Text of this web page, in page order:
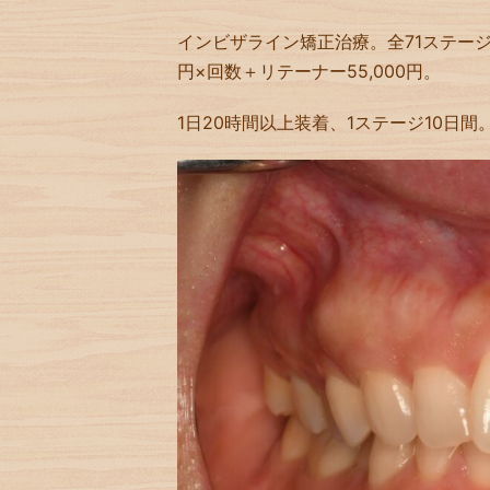
インビザライン矯正治療。全71ステ
円×回数＋リテーナー55,000円。
1日20時間以上装着、1ステージ10日